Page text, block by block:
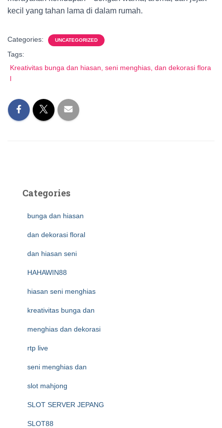
kecil yang tahan lama di dalam rumah.
Categories: UNCATEGORIZED
Tags:
Kreativitas bunga dan hiasan, seni menghias, dan dekorasi flora
l
Categories
bunga dan hiasan
dan dekorasi floral
dan hiasan seni
HAHAWIN88
hiasan seni menghias
kreativitas bunga dan
menghias dan dekorasi
rtp live
seni menghias dan
slot mahjong
SLOT SERVER JEPANG
SLOT88